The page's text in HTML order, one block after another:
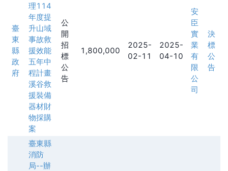
臺
東
縣
政
府
理114
年度提
升山域
事故救
援效能
五年中
程計畫
溪谷救
援裝備
器材財
物採購
案
公
開
招
標
公
告
1,800,000
2025-
02-11
2025-
04-10
安
臣
實
業
有
限
公
司
決
標
公
告
臺東縣
消防
局--辦